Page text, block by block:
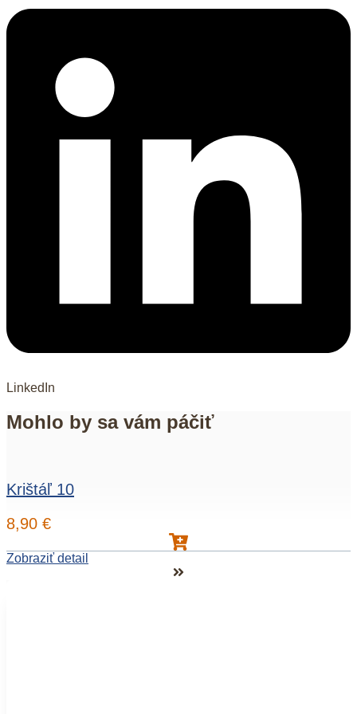
LinkedIn
Mohlo by sa vám páčiť
Krištáľ 10
8,90 €
Zobraziť detail